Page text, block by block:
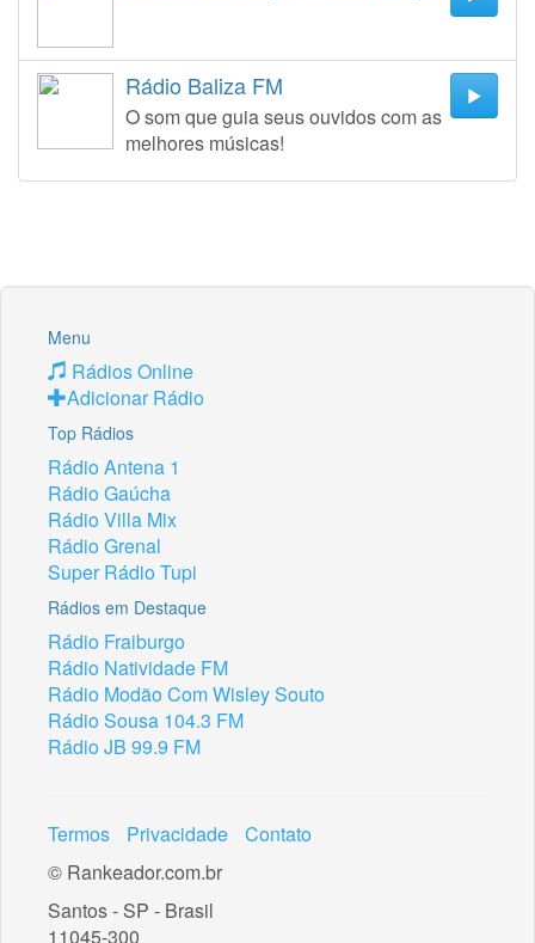
Rádio Baliza FM
O som que guia seus ouvidos com as
melhores músicas!
Menu
Rádios Online
Adicionar Rádio
Top Rádios
Rádio Antena 1
Rádio Gaúcha
Rádio Villa Mix
Rádio Grenal
Super Rádio Tupi
Rádios em Destaque
Rádio Fraiburgo
Rádio Natividade FM
Rádio Modão Com Wisley Souto
Rádio Sousa 104.3 FM
Rádio JB 99.9 FM
Termos Privacidade
Contato
© Rankeador.com.br
Santos - SP - Brasil
11045-300